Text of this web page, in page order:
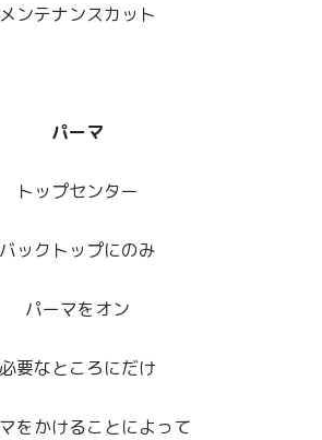
メンテナンスカット
パーマ
トップセンター
バックトップにのみ
パーマをオン
必要なところにだけ
をかけることによって